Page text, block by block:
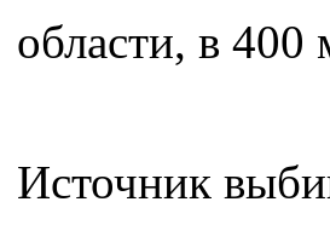
области, в 400
Источник